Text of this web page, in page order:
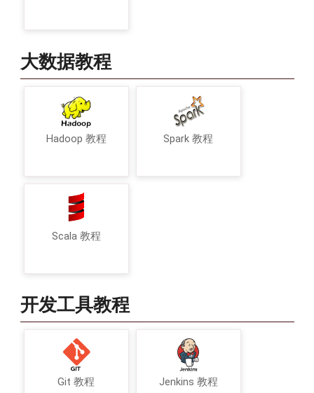
大数据教程
Hadoop 教程 Spark 教程
Scala 教程
开发工具教程
Git 教程 Jenkins 教程